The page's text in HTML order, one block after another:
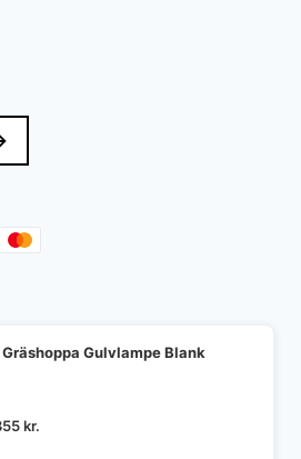
Gulvlampe Blank
kr.